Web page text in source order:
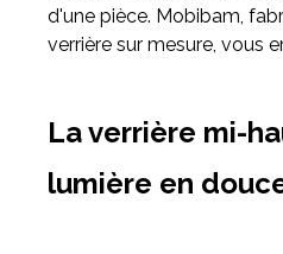
d'une pièce. Mobibam,
verrière sur mesure, vous
La verrière mi-
lumière en